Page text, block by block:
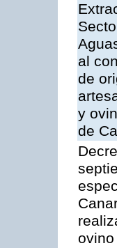
al
de
y
de
ovino